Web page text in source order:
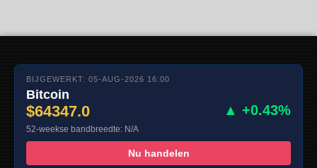
BIJGEWERKT: 05-AUG-2026 16:00
Bitcoin
$64347.0 ▲ +0.43%
52-weekse bandbreedte: N/A
Nu handelen